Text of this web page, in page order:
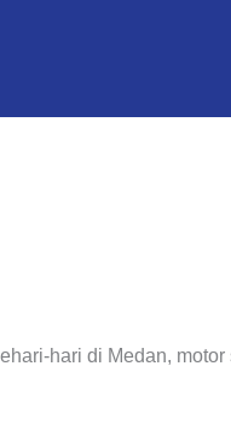
hari di Medan,